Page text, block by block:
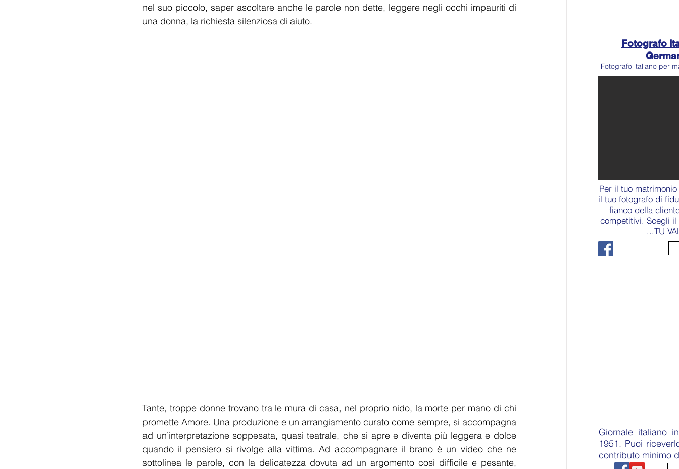
nel suo piccolo, saper ascoltare anche le parole non dette, leggere negli occhi impauriti di
una donna, la richiesta silenziosa di aiuto.
Tante, troppe donne trovano tra le mura di casa, nel proprio nido, la morte per mano di chi
promette Amore. Una produzione e un arrangiamento curato come sempre, si accompagna
ad un’interpretazione soppesata, quasi teatrale, che si apre e diventa più leggera e dolce
quando il pensiero si rivolge alla vittima. Ad accompagnare il brano è un video che ne
sottolinea le parole, con la delicatezza dovuta ad un argomento così difficile e pesante,
Fotografo
Fotografo italiano per
Per il tuo
il tuo fotografo di
fianco della
competitivi. Scegli
...TU
Giornale italiano
1951. Puoi
contributo minimo